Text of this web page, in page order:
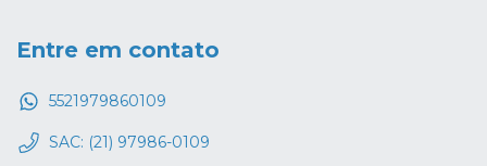
Entre em contato
5521979860109
SAC: (21) 97986-0109